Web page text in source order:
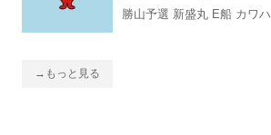
勝山予選 新盛丸 E船 カワハ
→もっと見る